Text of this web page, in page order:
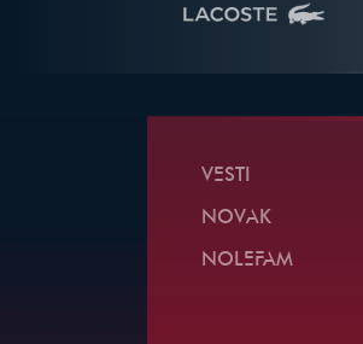
VESTI
NOVAK
NOLEFAM